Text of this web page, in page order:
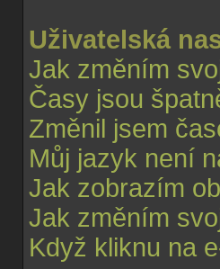
Uživatelská
Jak změním
Časy jsou
Změnil jsem
Můj jazyk není
Jak zobrazím
Jak změním
Když kliknu na